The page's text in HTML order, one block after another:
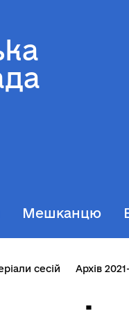
Мешканцю
сесій Архів